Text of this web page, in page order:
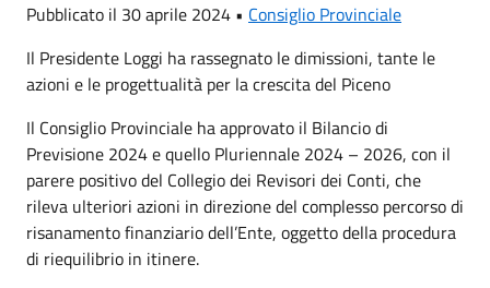
Pubblicato il 30 aprile 2024 • Consiglio Provinciale
Il Presidente Loggi ha rassegnato le dimissioni, tante le
azioni e le progettualità per la crescita del Piceno
Il Consiglio Provinciale ha approvato il Bilancio di
Previsione 2024 e quello Pluriennale 2024 – 2026, con il
parere positivo del Collegio dei Revisori dei Conti, che
rileva ulteriori azioni in direzione del complesso percorso di
risanamento finanziario dell’Ente, oggetto della procedura
di riequilibrio in itinere.